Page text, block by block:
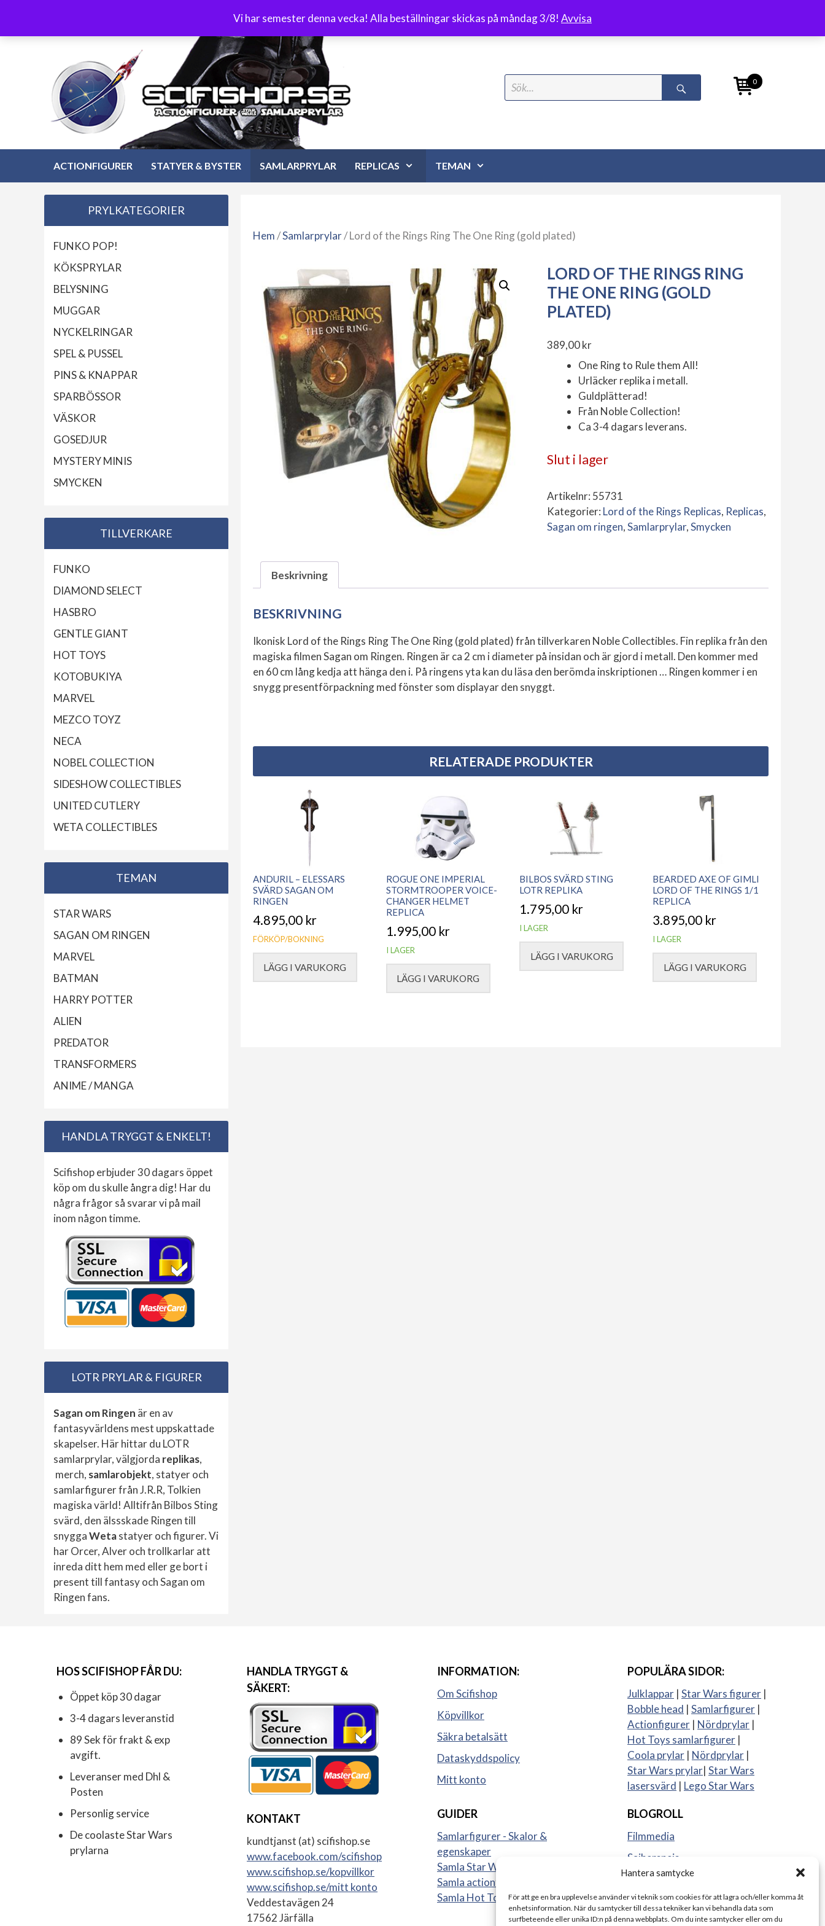
Hantera samtycke
För att ge en bra upplevelse använder vi teknik som cookies för att lagra och/eller komma åt
enhetsinformation. När du samtycker till dessa tekniker kan vi behandla data som
surfbeteende eller unika ID:n på denna webbplats. Om du inte samtycker eller om du
Vi har semester denna vecka! Alla beställningar skickas på måndag 3/8! Avvisa
innehåll
Öppet köp 30 dagar Frakt 89 kr
Search
for:
0
ACTIONFIGURER STATYER & BYSTER SAMLARPRYLAR REPLICAS TEMAN
Hem/Samlarprylar/ Lord of the Rings Ring The One Ring (gold plated)
LORD OF THE RINGS RING
THE ONE RING (GOLD
PLATED)
389,00kr
One Ring to Rule them All!
Urläcker replika i metall.
Guldplätterad!
Från Noble Collection!
Ca 3-4 dagars leverans.
Slut i lager
Artikelnr: 55731
Kategorier: Lord of the Rings Replicas, Replicas,
Sagan om ringen,Samlarprylar,Smycken
Beskrivning
BESKRIVNING
Ikonisk Lord of the Rings Ring The One Ring (gold plated) från tillverkaren Noble Collectibles. Fin replika från den
magiska filmen Sagan om Ringen. Ringen är ca 2 cm i diameter på insidan och är gjord i metall. Den kommer med
en 60 cm lång kedja att hänga den i. På ringens yta kan du läsa den berömda inskriptionen … Ringen kommer i en
snygg presentförpackning med fönster som displayar den snyggt.
RELATERADE PRODUKTER
ANDURIL – ELESSARS
SVÄRD SAGAN OM
RINGEN
4.895,00 kr
FÖRKÖP/BOKNING
LÄGG I VARUKORG
ROGUE ONE IMPERIAL
STORMTROOPER VOICE-
CHANGER HELMET
REPLICA
1.995,00 kr
I LAGER
LÄGG I VARUKORG
BILBOS SVÄRD STING
LOTR REPLIKA
1.795,00 kr
I LAGER
LÄGG I VARUKORG
BEARDED AXE OF GIMLI
LORD OF THE RINGS 1/1
REPLICA
3.895,00 kr
I LAGER
LÄGG I VARUKORG
PRYLKATEGORIER
FUNKO POP!
KÖKSPRYLAR
BELYSNING
MUGGAR
NYCKELRINGAR
SPEL & PUSSEL
PINS & KNAPPAR
SPARBÖSSOR
VÄSKOR
GOSEDJUR
MYSTERY MINIS
SMYCKEN
TILLVERKARE
FUNKO
DIAMOND SELECT
HASBRO
GENTLE GIANT
HOT TOYS
KOTOBUKIYA
MARVEL
MEZCO TOYZ
NECA
NOBEL COLLECTION
SIDESHOW COLLECTIBLES
UNITED CUTLERY
WETA COLLECTIBLES
TEMAN
STAR WARS
SAGAN OM RINGEN
MARVEL
BATMAN
HARRY POTTER
ALIEN
PREDATOR
TRANSFORMERS
ANIME / MANGA
HANDLA TRYGGT & ENKELT!
Scifishop erbjuder 30 dagars öppet
köp om du skulle ångra dig! Har du
några frågor så svarar vi på mail
inom någon timme.
LOTR PRYLAR & FIGURER
Sagan om Ringen är en av
fantasyvärldens mest uppskattade
skapelser. Här hittar du LOTR
samlarprylar, välgjorda replikas,
merch, samlarobjekt, statyer och
samlarfigurer från J.R.R, Tolkien
magiska värld! Alltifrån Bilbos Sting
svärd, den älssskade Ringen till
snyggaWetastatyer och figurer. Vi
har Orcer, Alver och trollkarlar att
inreda ditt hem med eller ge bort i
present till fantasy och Sagan om
Ringen fans.
HOS SCIFISHOP FÅR DU:
Öppet köp 30 dagar
3-4 dagars leveranstid
89 Sek för frakt & exp
avgift.
Leveranser med Dhl &
Posten
Personlig service
De coolaste Star Wars
prylarna
HANDLA TRYGGT &
SÄKERT:
KONTAKT
kundtjanst (at) scifishop.se
www.facebook.com/scifishop
www.scifishop.se/kopvillkor
www.scifishop.se/mitt konto
Veddestavägen 24
17562 Järfälla
INFORMATION:
Om Scifishop
Köpvillkor
Säkra betalsätt
Dataskyddspolicy
Mitt konto
GUIDER
Samlarfigurer - Skalor &
egenskaper
Samla Star Wars figurer
Samla actionfigurer
Samla Hot Toys
POPULÄRA SIDOR:
Julklappar | Star Wars figurer |
Bobble head | Samlarfigurer |
Actionfigurer | Nördprylar |
Hot Toys samlarfigurer |
Coola prylar | Nördprylar |
Star Wars prylar| Star Wars
lasersvärd | Lego Star Wars
BLOGROLL
Filmmedia
Sajberspejs
Strange things